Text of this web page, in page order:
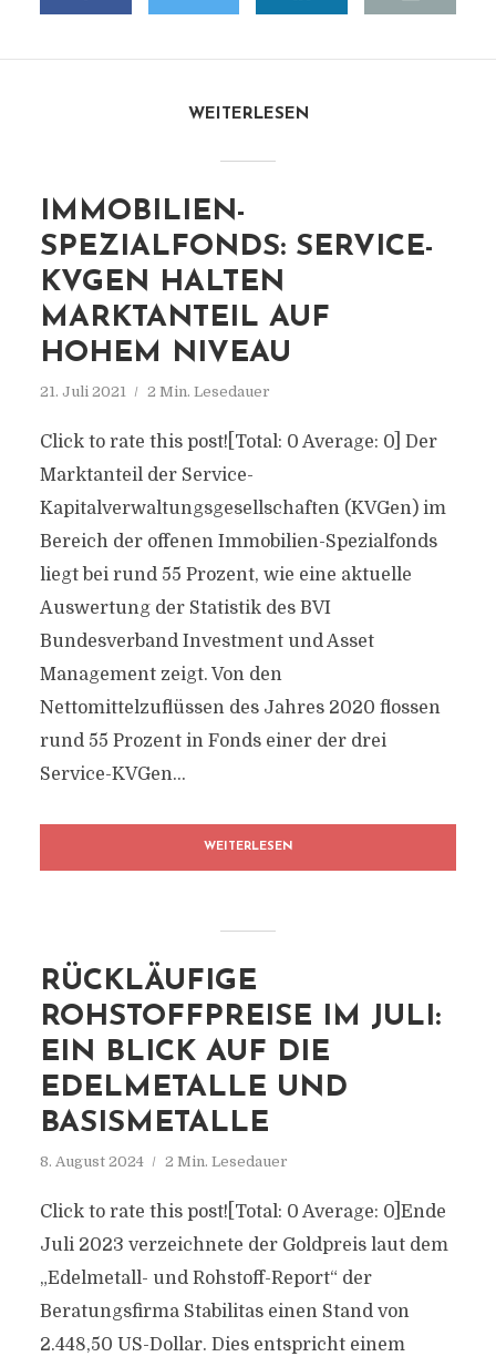
WEITERLESEN
IMMOBILIEN-
SPEZIALFONDS: SERVICE-
KVGEN HALTEN
MARKTANTEIL AUF
HOHEM NIVEAU
21. Juli 2021 2 Min. Lesedauer
Click to rate this post![Total: 0 Average: 0] Der
Marktanteil der Service-
Kapitalverwaltungsgesellschaften (KVGen) im
Bereich der offenen Immobilien-Spezialfonds
liegt bei rund 55 Prozent, wie eine aktuelle
Auswertung der Statistik des BVI
Bundesverband Investment und Asset
Management zeigt. Von den
Nettomittelzuflüssen des Jahres 2020 flossen
rund 55 Prozent in Fonds einer der drei
Service-KVGen...
WEITERLESEN
RÜCKLÄUFIGE
ROHSTOFFPREISE IM JULI:
EIN BLICK AUF DIE
EDELMETALLE UND
BASISMETALLE
8. August 2024 2 Min. Lesedauer
Click to rate this post![Total: 0 Average: 0]Ende
Juli 2023 verzeichnete der Goldpreis laut dem
„Edelmetall- und Rohstoff-Report“ der
Beratungsfirma Stabilitas einen Stand von
2.448,50 US-Dollar. Dies entspricht einem